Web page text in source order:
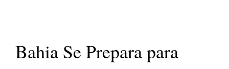
Bahia Se Prepara para